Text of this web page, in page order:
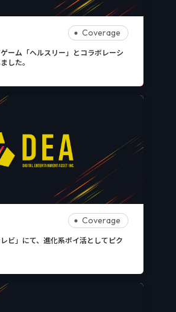
Coverage
ーム「ヘルスリー」とコラボレーシ
した。
Coverage
ビ」にて、進化系ポイ活としてピク